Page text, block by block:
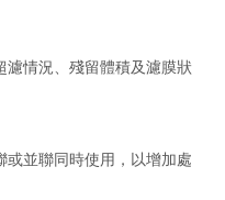
情況、殘留體積及濾膜狀
聯同時使用，以增加處